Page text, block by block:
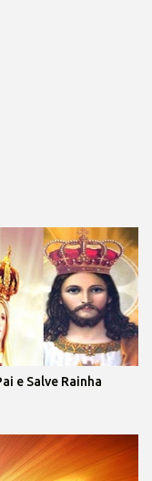
e Salve Rainha